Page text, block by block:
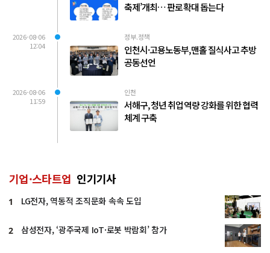
축제’개최… 판로 확대 돕는다
2026-08-06
12:04
정부.정책
인천시·고용노동부, 맨홀 질식사고 추방
공동선언
2026-08-06
11:59
인천
서해구, 청년 취업 역량 강화를 위한 협력
체계 구축
기업·스타트업 인기기사
1 LG전자, 역동적 조직문화 속속 도입
2 삼성전자, ‘광주국제 IoT·로봇 박람회’ 참가